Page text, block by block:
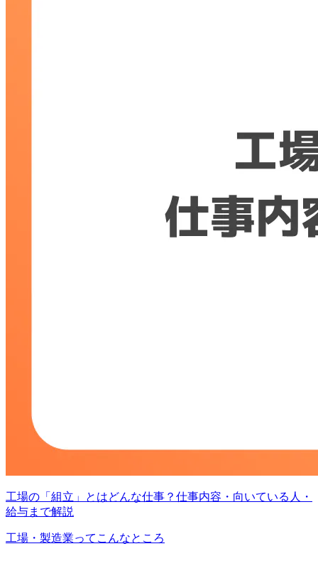
工場の「組立」とはどんな仕事？仕事内容・向いている人・
給与まで解説
工場・製造業ってこんなところ